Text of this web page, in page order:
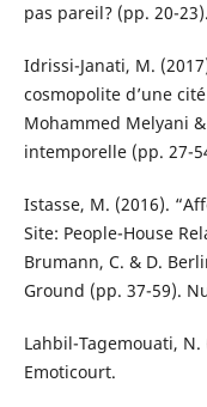
pas pareil? (pp. 20-
Idrissi-Janati, M.
cosmopolite d’une
Mohammed Melyani
intemporelle (pp. 27-
Istasse, M. (2016).
Site: People-House
Brumann, C. & D.
Ground (pp. 37-59).
Lahbil-Tagemouati, N.
Emoticourt.